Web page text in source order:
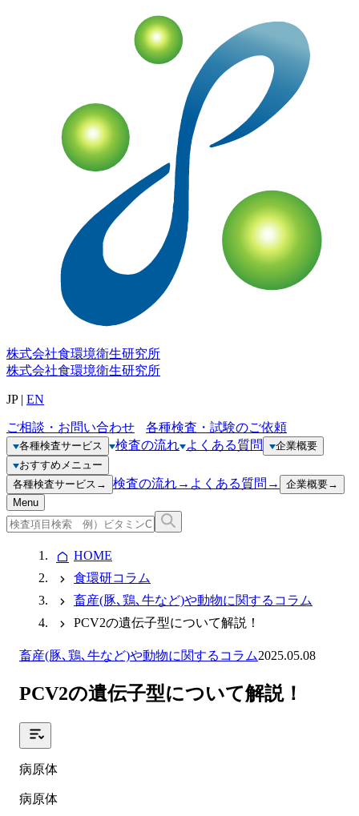
株式会社食環境衛生研究所
株式会社食環境衛生研究所
JP| EN
ご相談・お問い合わせ 各種検査・試験のご依頼
各種検査サービス 検査の流れ よくある質問
企業概要
おすすめメニュー
各種検査サービス → 検査の流れ→ よくある質問 → 企業概要→
Menu
HOME
食環研コラム
畜産(豚､鶏､牛など)や動物に関するコラム
PCV2の遺伝子型について解説！
畜産(豚､鶏､牛など)や動物に関するコラム2025.05.08
PCV2の遺伝子型について解説！
病原体
病原体